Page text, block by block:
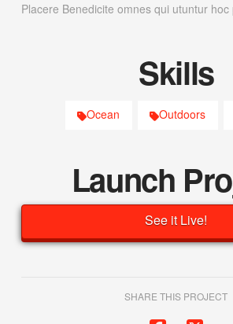
Placere Benedicite omnes qui utuntur hoc
Skills
Ocean Outdoors
Launch
See it Live!
SHARE THIS PROJECT